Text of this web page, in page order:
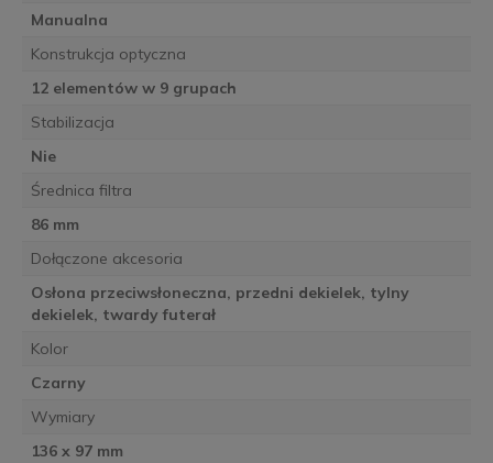
Manualna
Konstrukcja optyczna
12 elementów w 9 grupach
Stabilizacja
Nie
Średnica filtra
86 mm
Dołączone akcesoria
Osłona przeciwsłoneczna, przedni dekielek, tylny
dekielek, twardy futerał
Kolor
Czarny
Wymiary
136 x 97 mm